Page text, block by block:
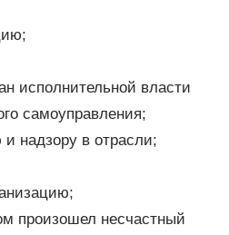
исполнительной власти
самоуправления;
и надзору в отрасли;
произошел несчастный